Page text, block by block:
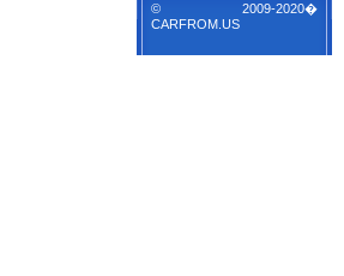
© 2009-2020�
CARFROM.US